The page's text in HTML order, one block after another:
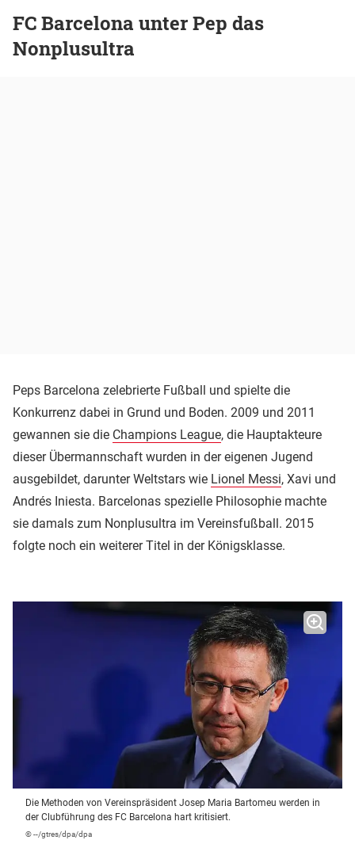
FC Barcelona unter Pep das
Nonplusultra
Peps Barcelona zelebrierte Fußball und spielte die
Konkurrenz dabei in Grund und Boden. 2009 und 2011
gewannen sie die Champions League, die Hauptakteure
dieser Übermannschaft wurden in der eigenen Jugend
ausgebildet, darunter Weltstars wie Lionel Messi, Xavi und
Andrés Iniesta. Barcelonas spezielle Philosophie machte
sie damals zum Nonplusultra im Vereinsfußball. 2015
folgte noch ein weiterer Titel in der Königsklasse.
Die Methoden von Vereinspräsident Josep Maria Bartomeu werden in
der Clubführung des FC Barcelona hart kritisiert.
© --/gtres/dpa/dpa